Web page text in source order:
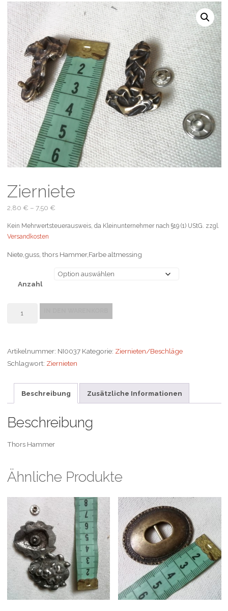
Zierniete
2,80 € – 7,50 €
Kein Mehrwertsteuerausweis, da Kleinunternehmer nach §19 (1) UStG. zzgl.
Versandkosten
Niete,guss, thors Hammer,Farbe altmessing
Anzahl
Artikelnummer: NI0037 Kategorie: Ziernieten/Beschläge
Schlagwort: Ziernieten
Beschreibung Zusätzliche Informationen
Beschreibung
Thors Hammer
Ähnliche Produkte